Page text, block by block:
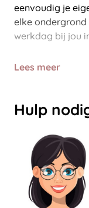
eenvoudig je
elke ondergrond
werkdag bij jou
Lees meer
Hulp